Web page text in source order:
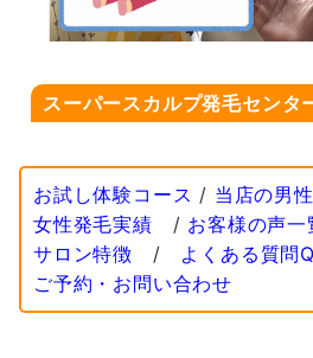
スーパースカルプ発毛センタ
お試し体験コース / 当店の男
女性発毛実績 / お客様の声一
サロン特徴 / よくある質問
ご予約・お問い合わせ